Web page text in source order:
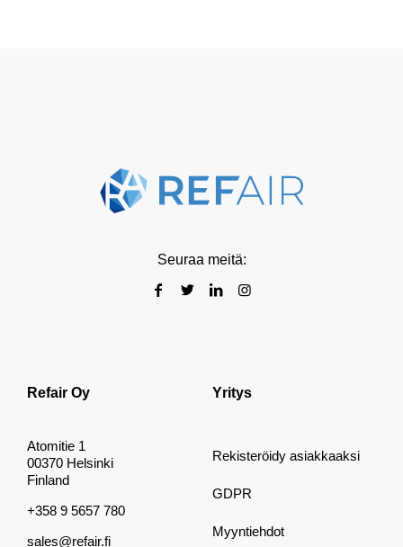
Seuraa meitä:
Refair Oy
Atomitie 1
00370 Helsinki
Finland
+358 9 5657 780
sales@refair.fi
Yritys
Rekisteröidy asiakkaaksi
GDPR
Myyntiehdot